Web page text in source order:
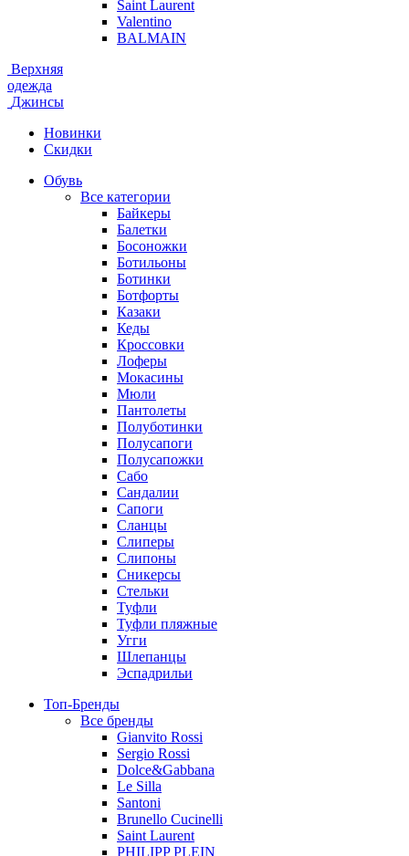
Saint Laurent
Valentino
BALMAIN
Верхняя
одежда
Джинсы
Новинки
Скидки
Обувь
Все категории
Байкеры
Балетки
Босоножки
Ботильоны
Ботинки
Ботфорты
Казаки
Кеды
Кроссовки
Лоферы
Мокасины
Мюли
Пантолеты
Полуботинки
Полусапоги
Полусапожки
Сабо
Сандалии
Сапоги
Сланцы
Слиперы
Слипоны
Сникерсы
Стельки
Туфли
Туфли пляжные
Угги
Шлепанцы
Эспадрильи
Топ-Бренды
Все бренды
Gianvito Rossi
Sergio Rossi
Dolce&Gabbana
Le Silla
Santoni
Brunello Cucinelli
Saint Laurent
PHILIPP PLEIN